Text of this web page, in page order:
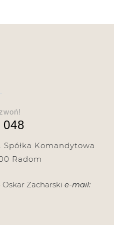
048
Spółka Komandytowa
Radom
Zacharski e-mail: